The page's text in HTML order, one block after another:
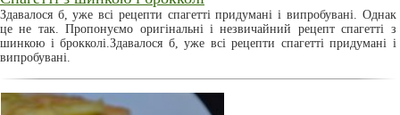
Здавалося б, уже всі рецепти спагетті придумані і випробувані. Однак
це не так. Пропонуємо оригінальні і незвичайний рецепт спагетті з
шинкою і брокколі.Здавалося б, уже всі рецепти спагетті придумані і
випробувані.